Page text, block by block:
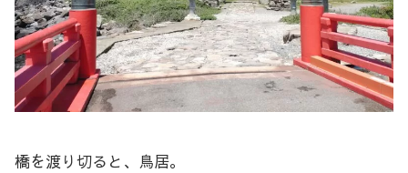
橋を渡り切ると、鳥居。